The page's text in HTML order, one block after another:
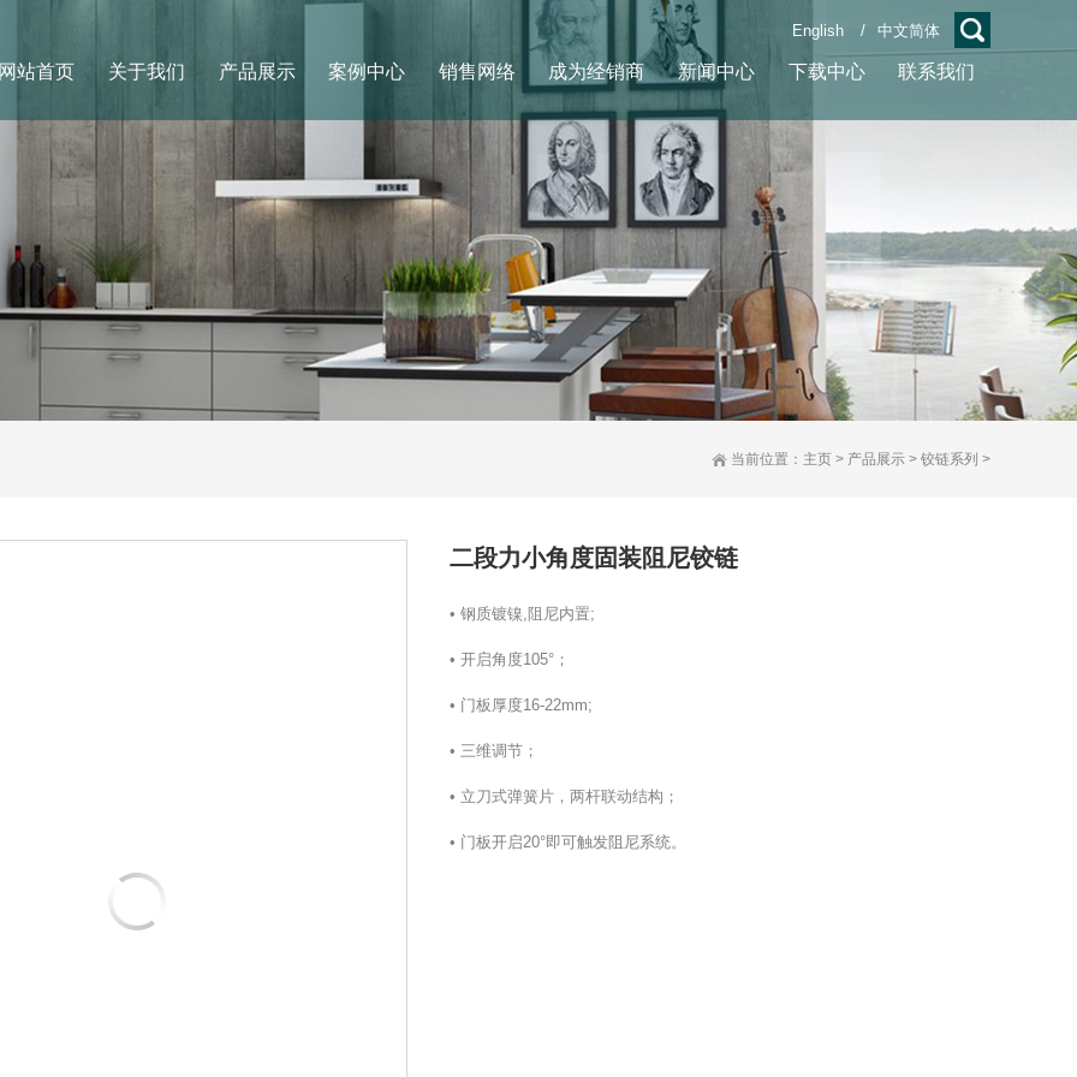
English / 中文简体
站首页 关于我们 产品展示 案例中心 销售网络 成为经销商 新闻中心 下载中心 联系我们
当前位置： 主页> 产品展示> 铰链系列 >
二段力小角度固装阻尼铰链
• 钢质镀镍,阻尼内置;
• 开启角度105°；
• 门板厚度16-22mm;
• 三维调节；
• 立刀式弹簧片，两杆联动结构；
• 门板开启20°即可触发阻尼系统。